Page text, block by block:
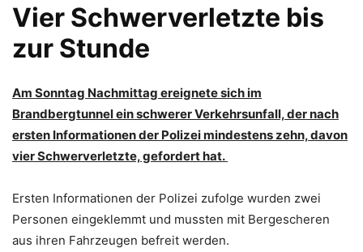
Vier Schwerverletzte bis
zur Stunde
Am Sonntag Nachmittag ereignete sich im
Brandbergtunnel ein schwerer Verkehrsunfall, der nach
ersten Informationen der Polizei mindestens zehn, davon
vier Schwerverletzte, gefordert hat.
Ersten Informationen der Polizei zufolge wurden zwei
Personen eingeklemmt und mussten mit Bergescheren
aus ihren Fahrzeugen befreit werden.